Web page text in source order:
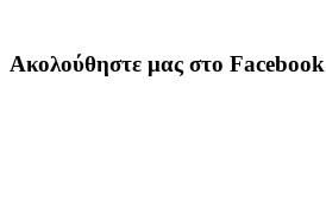
Ακολούθηστε μας στο Facebook